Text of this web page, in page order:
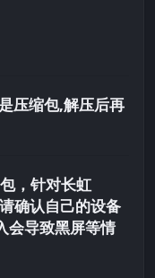
压缩包,解压后再
，针对长虹
确认自己的设备
会导致黑屏等情